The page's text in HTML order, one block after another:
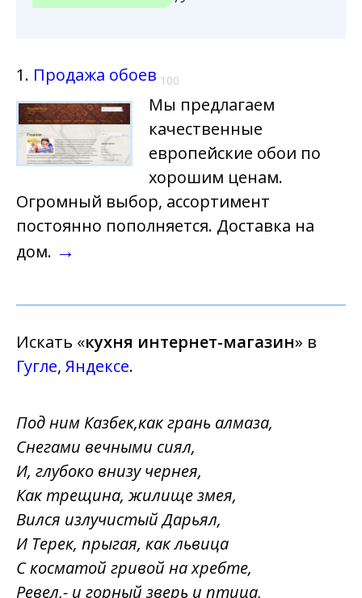
1. Продажа обоев 100
Мы предлагаем
качественные
европейские обои по
хорошим ценам.
Огромный выбор, ассортимент
постоянно пополняется. Доставка на
дом. →
Искать «кухня интернет-магазин» в
Гугле, Яндексе.
Под ним Казбек,как грань алмаза,
Снегами вечными сиял,
И, глубоко внизу чернея,
Как трещина, жилище змея,
Вился излучистый Дарьял,
И Терек, прыгая, как львица
С косматой гривой на хребте,
Ревел,- и горный зверь и птица,